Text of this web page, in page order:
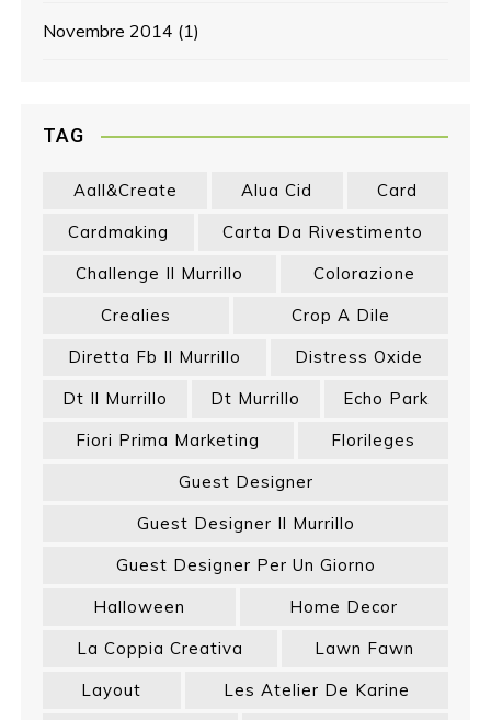
Novembre 2014 (1)
TAG
Aall&create Alua Cid
Card
Cardmaking
Carta Da Rivestimento
Challenge Il Murrillo
Colorazione
Crealies
Crop A Dile
Diretta Fb Il Murrillo
Distress Oxide
Dt Il Murrillo
Dt Murrillo
Echo Park
Fiori Prima Marketing
Florileges
Guest Designer
Guest Designer Il Murrillo
Guest Designer Per Un Giorno
Halloween
Home Decor
La Coppia Creativa
Lawn Fawn
Layout
Les Atelier De Karine